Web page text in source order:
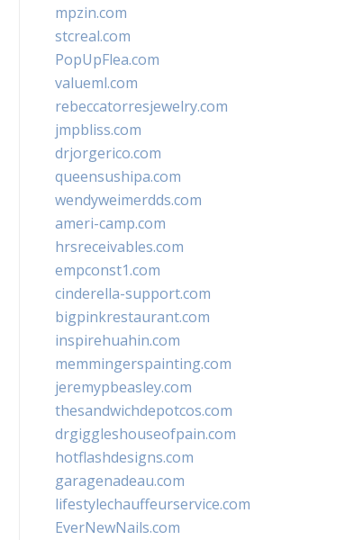
mpzin.com
stcreal.com
PopUpFlea.com
valueml.com
rebeccatorresjewelry.com
jmpbliss.com
drjorgerico.com
queensushipa.com
wendyweimerdds.com
ameri-camp.com
hrsreceivables.com
empconst1.com
cinderella-support.com
bigpinkrestaurant.com
inspirehuahin.com
memmingerspainting.com
jeremypbeasley.com
thesandwichdepotcos.com
drgiggleshouseofpain.com
hotflashdesigns.com
garagenadeau.com
lifestylechauffeurservice.com
EverNewNails.com